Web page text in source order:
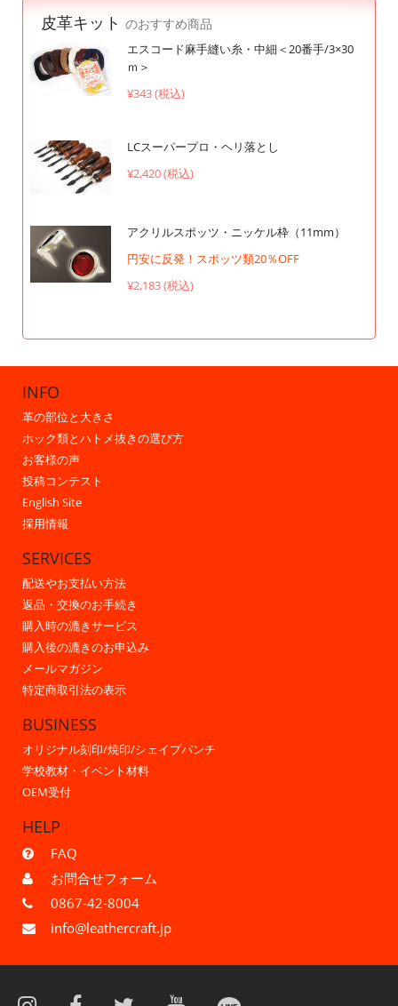
皮革キット のおすすめ商品
エスコード麻手縫い糸・中細＜20番手/3×30
ｍ＞
¥343 (税込)
LCスーパープロ・ヘリ落とし
¥2,420 (税込)
アクリルスポッツ・ニッケル枠（11mm）
円安に反発！スポッツ類20％OFF
¥2,183 (税込)
INFO
革の部位と大きさ
ホック類とハトメ抜きの選び方
お客様の声
投稿コンテスト
English Site
採用情報
SERVICES
配送やお支払い方法
返品・交換のお手続き
購入時の漉きサービス
購入後の漉きのお申込み
メールマガジン
特定商取引法の表示
BUSINESS
オリジナル刻印/焼印/シェイプパンチ
学校教材・イベント材料
OEM受付
HELP
FAQ
お問合せフォーム
0867-42-8004
info@leathercraft.jp